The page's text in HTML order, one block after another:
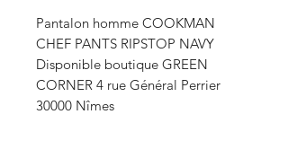
Pantalon homme COOKMAN
CHEF PANTS RIPSTOP NAVY
Disponible boutique GREEN
CORNER 4 rue Général Perrier
30000 Nîmes